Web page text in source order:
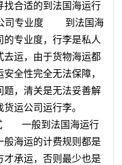
找合适的到法国海运行
司专业度 到法国海
专业度，行李是私人
去运，由于货物海运都
全性完全无法保障，
题，清关是无法妥善解
货运公司运行李。
一般到法国海运行
般海运的计费规则都是
才承运，否则最少也是